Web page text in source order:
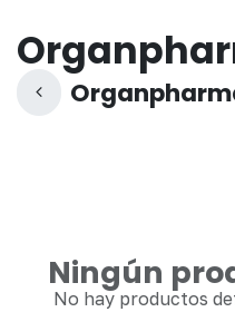
Ningún
No hay productos